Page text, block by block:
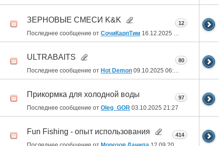
ЗЕРНОВЫЕ СМЕСИ K&K
Последнее сообщение от СочиКарпТим 16.12.2025
12
ULTRABAITS
Последнее сообщение от Hot Demon 09.10.2025 06:00
80
Прикормка для холодной воды
Последнее сообщение от Oleg_GOR 03.10.2025 21:27
97
Fun Fishing - опыт использования 414